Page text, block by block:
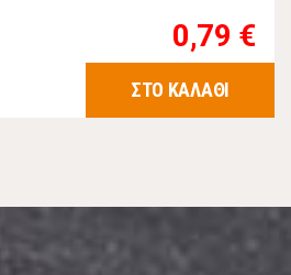
0,79 €
ΣΤΟ ΚΑΛΑΘΙ